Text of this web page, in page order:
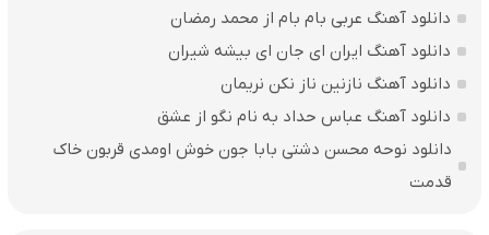
دانلود آهنگ عربی بام بام از محمد رمضان
دانلود آهنگ ایران ای جان ای بیشه شیران
دانلود آهنگ نازنین ناز نکن نریمان
دانلود آهنگ عباس حداد به نام نگو از عشق
دانلود نوحه محسن دشتی بابا جون خوش اومدی قربون خاک
قدمت